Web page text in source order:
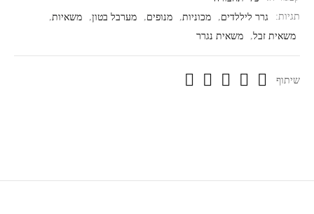
תגיות:
גרר ליללדים, מכוניות, מנופים, מערבל בטון, משאיות,
משאית זבל, משאית נגרר
שיתוף